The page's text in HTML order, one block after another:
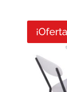
era: